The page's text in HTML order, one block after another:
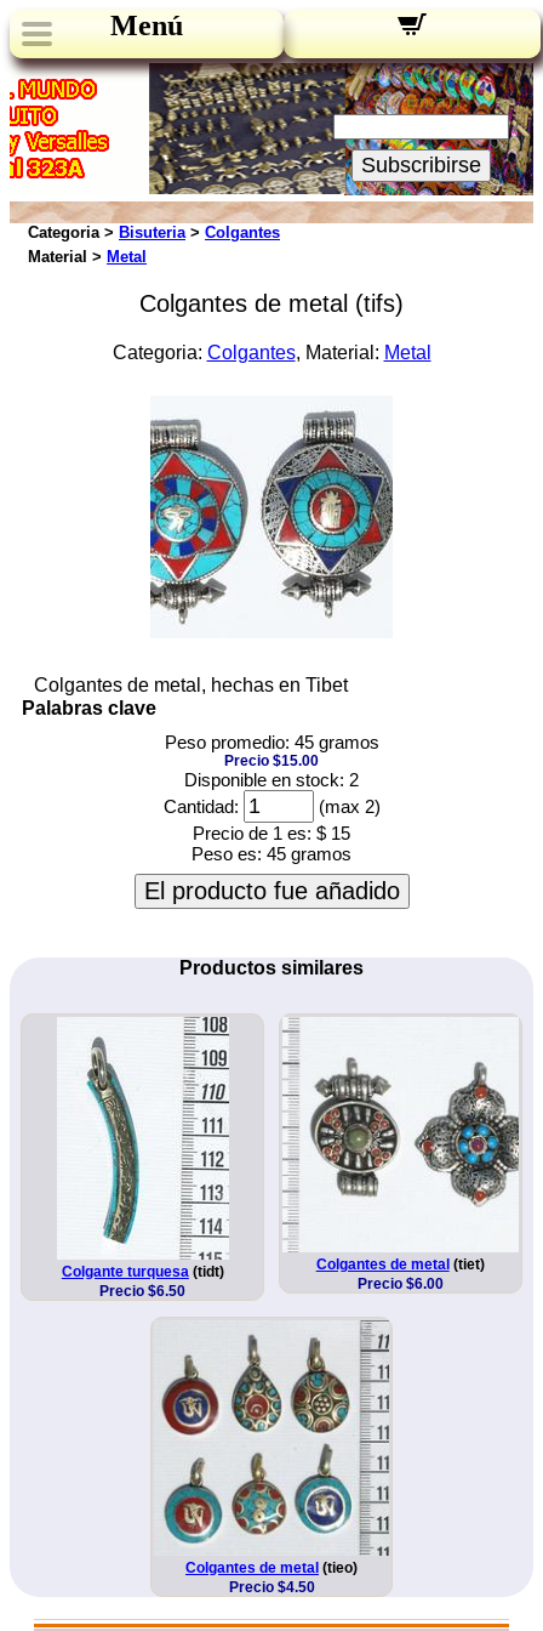
Menú
Novedades:
Su Email:
Subscribirse
Categoria > Bisuteria> Colgantes
Material > Metal
Colgantes de metal (tifs)
Categoria: Colgantes, Material: Metal
Colgantes de metal, hechas en Tibet
Palabras clave
Peso promedio: 45 gramos
Precio $15.00
Disponible en stock: 2
Cantidad:
(max 2)
Precio de 1 es: $ 15
Peso es: 45 gramos
El producto fue añadido
Productos similares
Colgante turquesa (tidt)
Precio $6.50
Colgantes de metal (tiet)
Precio $6.00
Colgantes de metal (tieo)
Precio $4.50